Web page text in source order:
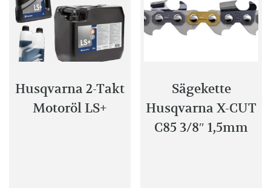
Husqvarna 2-Takt
Motoröl LS+
Sägekette
Husqvarna X-CUT
C85 3/8″ 1,5mm